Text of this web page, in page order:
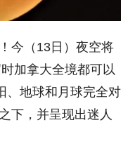
今（13日）夜空将
加拿大全境都可以
、地球和月球完全对
下，并呈现出迷人